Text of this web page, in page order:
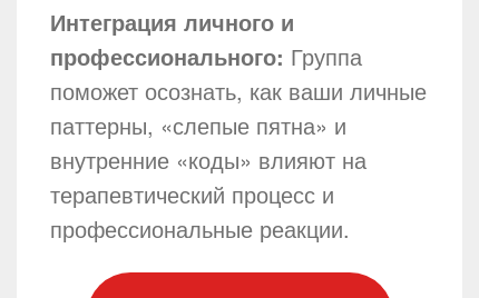
Интеграция личного и
профессионального: Группа
поможет осознать, как ваши личные
паттерны, «слепые пятна» и
внутренние «коды» влияют на
терапевтический процесс и
профессиональные реакции.